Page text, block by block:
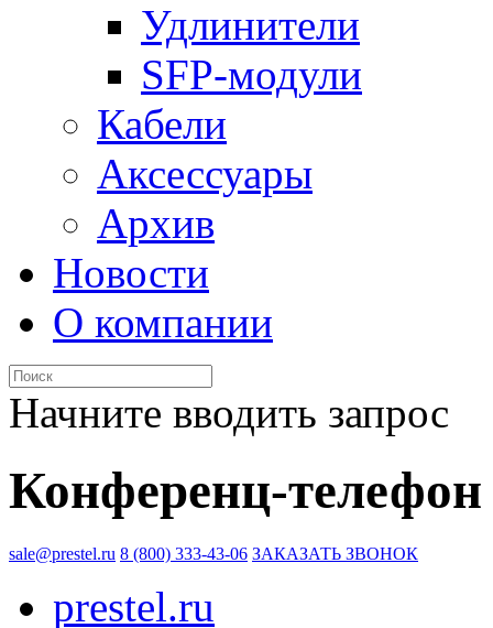
Удлинители
SFP-модули
Кабели
Аксессуары
Архив
Новости
О компании
Начните вводить запрос
Конференц-
sale@prestel.ru 8 (800) 333-43-06 ЗАКАЗАТЬ ЗВОНОК
prestel.ru